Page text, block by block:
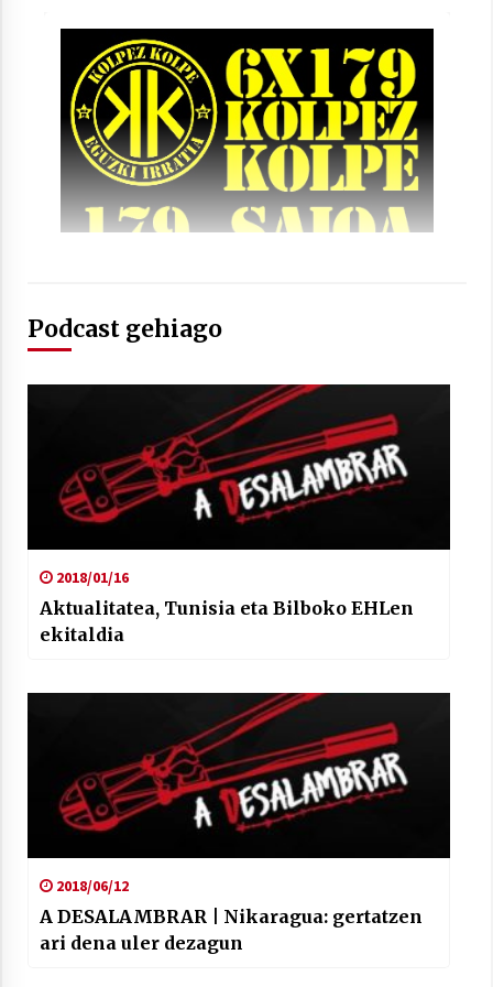
Arrosaren laburpen bideoa Hamaika
Telebistaren eskutik
2021/06/30
Podcast gehiago
2018/01/16
Aktualitatea, Tunisia eta Bilboko EHLen
ekitaldia
2018/06/12
A DESALAMBRAR | Nikaragua: gertatzen
ari dena uler dezagun